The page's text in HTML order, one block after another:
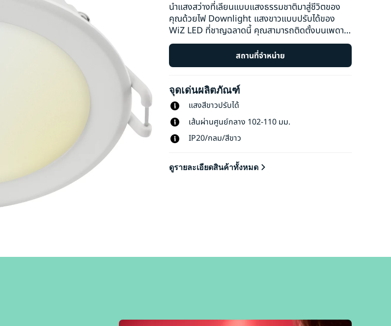
นำแสงสว่างที่เลียนแบบแสงธรรมชาติมาสู่ชีวิตของ
คุณด้วยไฟ Downlight แสงขาวแบบปรับได้ของ
WiZ LED ที่ชาญฉลาดนี้ คุณสามารถติดตั้งบนเพดาน
และสร้างบรรยากาศจากเฉดสีต่างๆ ของแสงโทนอุ่น
และแสงโทนเย็นที่จะช่วยให้คุณผ่อนคลายหรือมีสมาธิ
คุณสามารถกำหนดเวลาให้เปิดหรือปิดไฟตามกิจวัตร
ด้วยสมาร์ทโฟนหรือเสียงของคุณ และเข้าถึงระบบไฟ
ของคุณจากระยะไกลเมื่อคุณไม่อยู่ ไฟของ WiZ จะ
เชื่อมต่อกับ Wi-Fi ที่มีอยู่โดยไม่ต้องใช้ฮาร์ดแวร์เพิ่ม
เติม
สถานที่จำหน่าย
จุดเด่นผลิตภัณฑ์
แสงสีขาวปรับได้
เส้นผ่านศูนย์กลาง 102-110 มม.
IP20/กลม/สีขาว
ดูรายละเอียดสินค้าทั้งหมด